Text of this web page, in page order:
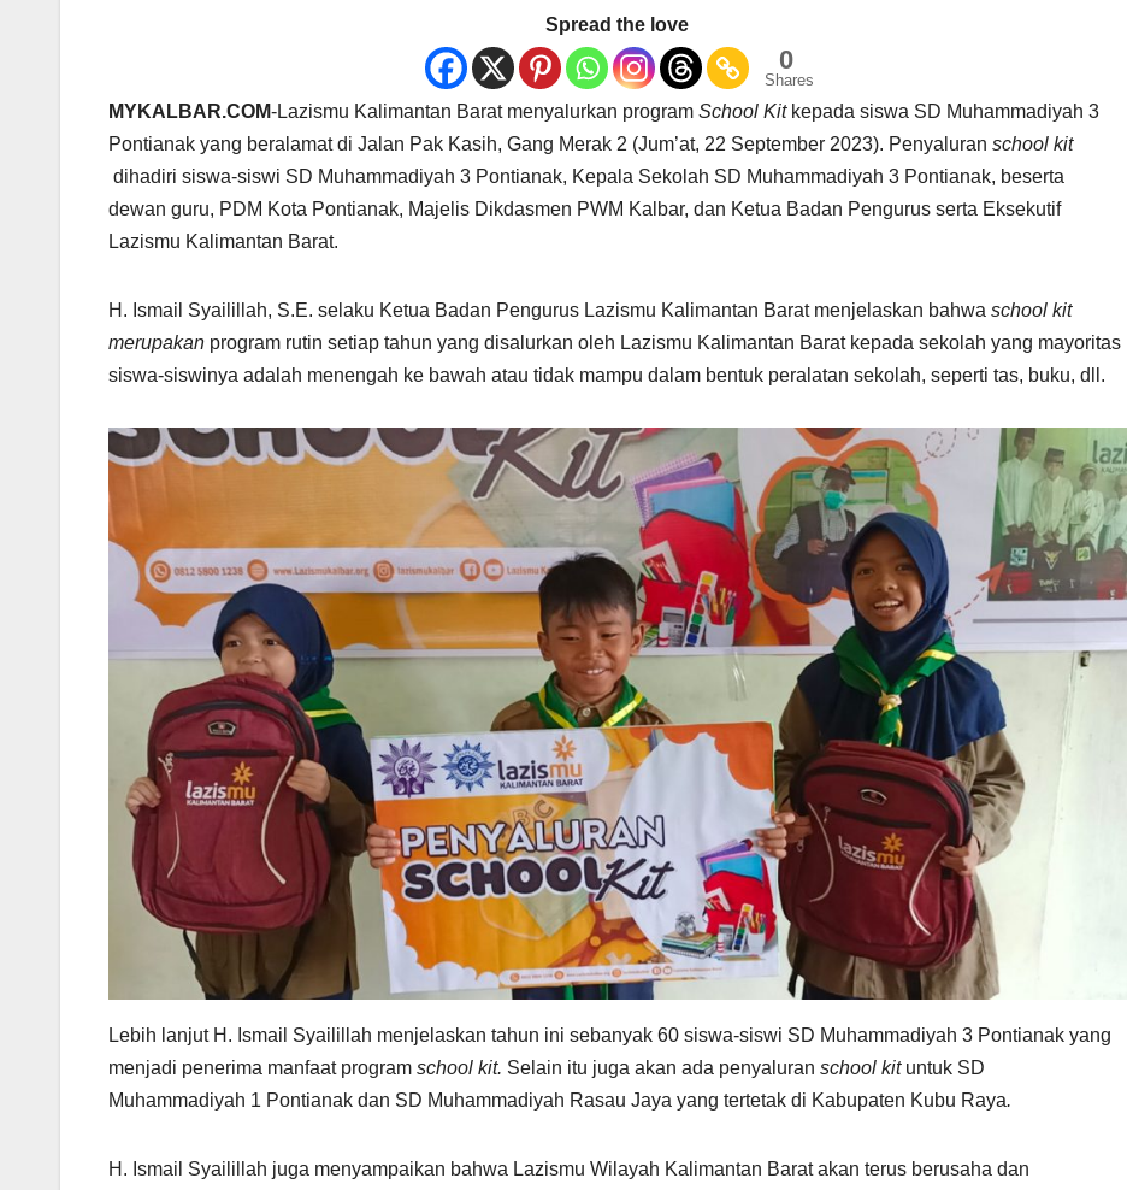
Spread the love
0
Shares
MYKALBAR.COM-Lazismu Kalimantan Barat menyalurkan program School Kit kepada siswa SD Muhammadiyah 3
Pontianak yang beralamat di Jalan Pak Kasih, Gang Merak 2 (Jum’at, 22 September 2023). Penyaluran school kit
dihadiri siswa-siswi SD Muhammadiyah 3 Pontianak, Kepala Sekolah SD Muhammadiyah 3 Pontianak, beserta
dewan guru, PDM Kota Pontianak, Majelis Dikdasmen PWM Kalbar, dan Ketua Badan Pengurus serta Eksekutif
Lazismu Kalimantan Barat.
H. Ismail Syailillah, S.E. selaku Ketua Badan Pengurus Lazismu Kalimantan Barat menjelaskan bahwa school kit
merupakan program rutin setiap tahun yang disalurkan oleh Lazismu Kalimantan Barat kepada sekolah yang mayoritas
siswa-siswinya adalah menengah ke bawah atau tidak mampu dalam bentuk peralatan sekolah, seperti tas, buku, dll.
Lebih lanjut H. Ismail Syailillah menjelaskan tahun ini sebanyak 60 siswa-siswi SD Muhammadiyah 3 Pontianak yang
menjadi penerima manfaat program school kit. Selain itu juga akan ada penyaluran school kit untuk SD
Muhammadiyah 1 Pontianak dan SD Muhammadiyah Rasau Jaya yang tertetak di Kabupaten Kubu Raya.
H. Ismail Syailillah juga menyampaikan bahwa Lazismu Wilayah Kalimantan Barat akan terus berusaha dan